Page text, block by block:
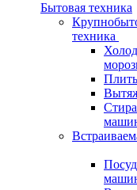
Бытовая техника
техника